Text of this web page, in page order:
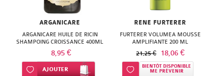
PEDIAKID
PHARMANORD
NATURACTIVE
PHYTAROMASOL
ARGANICARE
ARGANICARE HUILE DE RICIN
SHAMPOING CROISSANCE 400ML
8,95 €
Ajouter à ma liste d’envie
AJOUTER
RENE FURTERER
FURTERER VOLUMEA MOUSSE
AMPLIFIANTE 200 ML
21,25 € 18,06 €
Ajouter à ma liste d’envie
BIENTÔT DISPONIBLE
ME PRÉVENIR